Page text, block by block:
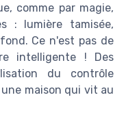
comme par magie,
: lumière tamisée,
Ce n'est pas de
intelligente ! Des
du contrôle
maison qui vit au